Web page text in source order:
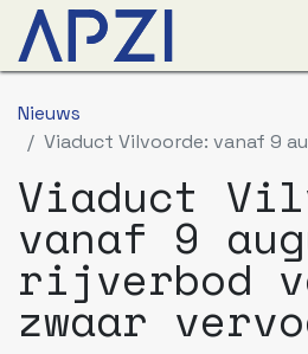
Nieuws
Viaduct Vilvoorde: vanaf 9 augustus
Viaduct
vanaf 9
rijverbod
zwaar